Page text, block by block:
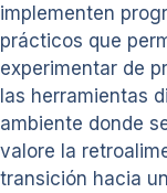
implementen
prácticos que
experimentar de
las herramientas
ambiente donde
valore la
transición hacia